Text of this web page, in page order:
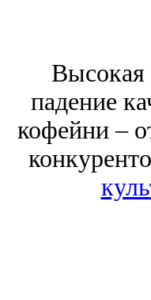
Высокая
падение
кофейни ‒